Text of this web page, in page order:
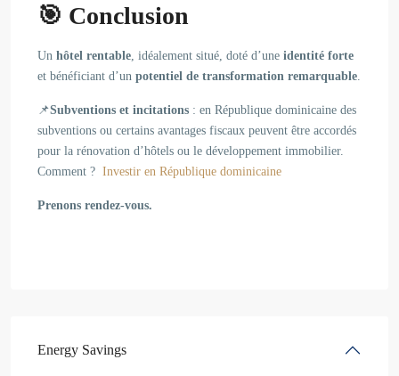
🎯 Conclusion
Un hôtel rentable, idéalement situé, doté d’une identité forte
et bénéficiant d’un potentiel de transformation remarquable.
📌Subventions et incitations : en République dominicaine des
subventions ou certains avantages fiscaux peuvent être accordés
pour la rénovation d’hôtels ou le développement immobilier.
Comment ? Investir en République dominicaine
Prenons rendez-vous.
Energy Savings